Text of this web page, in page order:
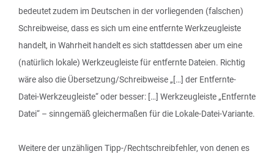
bedeutet zudem im Deutschen in der vorliegenden (falschen)
Schreibweise, dass es sich um eine entfernte Werkzeugleiste
handelt, in Wahrheit handelt es sich stattdessen aber um eine
(natürlich lokale) Werkzeugleiste für entfernte Dateien. Richtig
wäre also die Übersetzung/Schreibweise „[…] der Entfernte-
Datei-Werkzeugleiste“ oder besser: […] Werkzeugleiste „Entfernte
Datei“ – sinngemäß gleichermaßen für die Lokale-Datei-Variante.
Weitere der unzähligen Tipp-/Rechtschreibfehler, von denen es